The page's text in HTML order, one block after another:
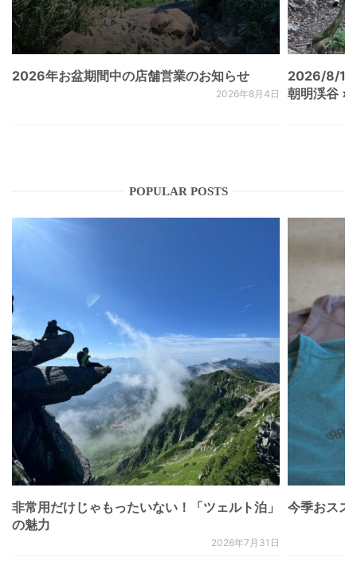
2026年お盆期間中の店舗営業のお知らせ
2026年8月4日
2026/8/
朝明渓谷 ×
POPULAR POSTS
非常用だけじゃもったいない！「ツェルト泊」
の魅力
2026年7月31日
今季おスス